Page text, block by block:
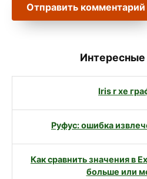
Интересные
Iris r xe
Руфус: ошибка
Как сравнить значения в
больше или